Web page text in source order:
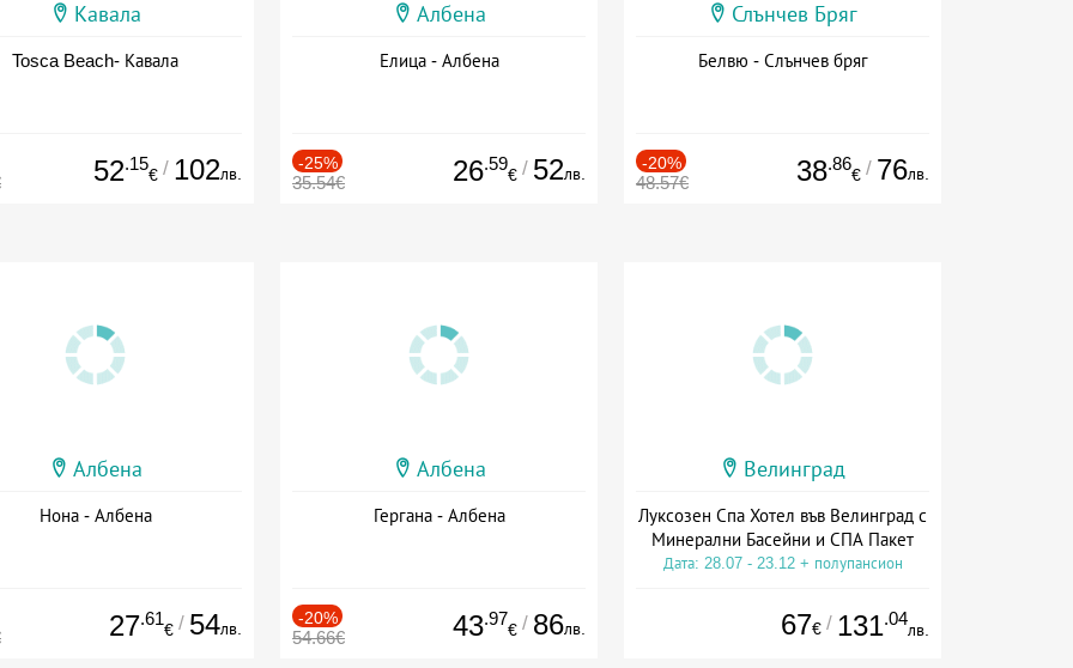
Кавала
Tosca Beach- Кавала
52.15
€ / 102лв.
Албена
Елица - Албена
-25%
35.54€ 26.59
€ / 52лв.
Слънчев Бряг
Белвю - Слънчев бряг
-20%
48.57€ 38.86
€ / 76лв.
Албена
Нона - Албена
27.61
€ / 54лв.
Албена
Гергана - Албена
-20%
54.66€ 43.97
€ / 86лв.
Велинград
Луксозен Спа Хотел във Велинград с
Минерални Басейни и СПА Пакет
Дата: 28.07 - 23.12 + полупансион
67€ / 131.04
лв.